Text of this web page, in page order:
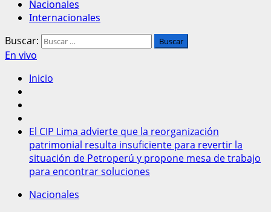
Nacionales
Internacionales
Buscar:
En vivo
Inicio
El CIP Lima advierte que la reorganización
patrimonial resulta insuficiente para revertir la
situación de Petroperú y propone mesa de trabajo
para encontrar soluciones
Nacionales